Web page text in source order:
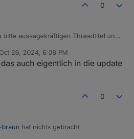
0
bitte aussagekräftigen Threadtitel und
Oct 26, 2024, 6:08 PM
by
auch eigentlich in die update
0
braun hat nichts gebracht